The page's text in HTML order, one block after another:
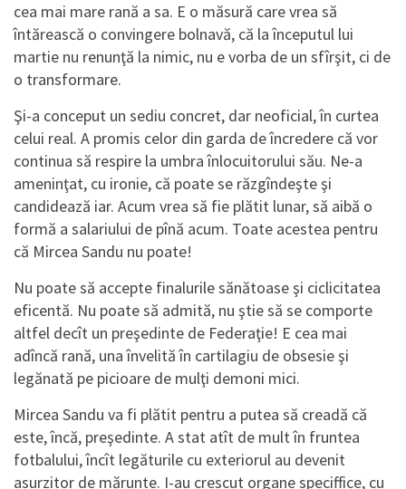
cea mai mare rană a sa. E o măsură care vrea să
întărească o convingere bolnavă, că la începutul lui
martie nu renunţă la nimic, nu e vorba de un sfîrşit, ci de
o transformare.
Şi-a conceput un sediu concret, dar neoficial, în curtea
celui real. A promis celor din garda de încredere că vor
continua să respire la umbra înlocuitorului său. Ne-a
ameninţat, cu ironie, că poate se răzgîndeşte şi
candidează iar. Acum vrea să fie plătit lunar, să aibă o
formă a salariului de pînă acum. Toate acestea pentru
că Mircea Sandu nu poate!
Nu poate să accepte finalurile sănătoase şi ciclicitatea
eficentă. Nu poate să admită, nu ştie să se comporte
altfel decît un preşedinte de Federaţie! E cea mai
adîncă rană, una învelită în cartilagiu de obsesie şi
legănată pe picioare de mulţi demoni mici.
Mircea Sandu va fi plătit pentru a putea să creadă că
este, încă, preşedinte. A stat atît de mult în fruntea
fotbalului, încît legăturile cu exteriorul au devenit
asurzitor de mărunte. I-au crescut organe speciffice, cu